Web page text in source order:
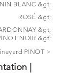
BLANC &gt;
ROSÉ &gt;
&gt;
NOIR &gt;
PINOT >
|